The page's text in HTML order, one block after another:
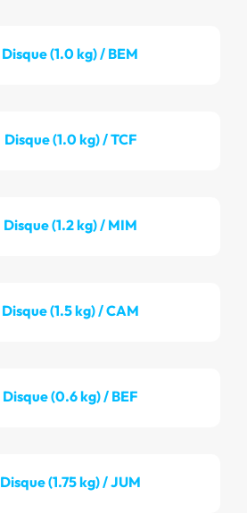
Disque (1.0 kg) / BEM
Disque (1.0 kg) / TCF
Disque (1.2 kg) / MIM
Disque (1.5 kg) / CAM
Disque (0.6 kg) / BEF
Disque (1.75 kg) / JUM